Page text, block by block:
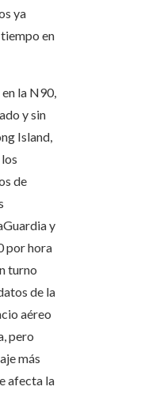
ya
en
la N90,
y sin
Island,
de
y
por hora
turno
de la
aéreo
pero
más
afecta la